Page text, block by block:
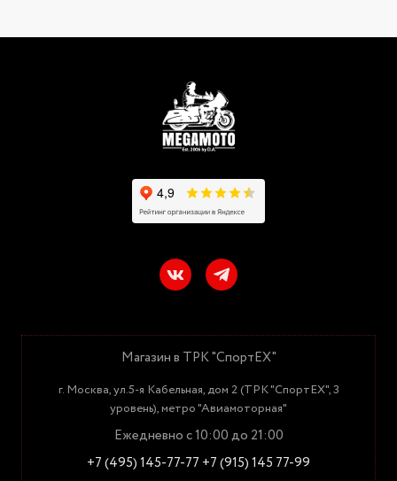
Магазин в ТРК "СпортЕХ"
г. Москва, ул.5-я Кабельная, дом 2 (ТРК "СпортЕХ", 3
уровень), метро "Авиамоторная"
Ежедневно с 10:00 до 21:00
+7 (495) 145-77-77 +7 (915) 145 77-99